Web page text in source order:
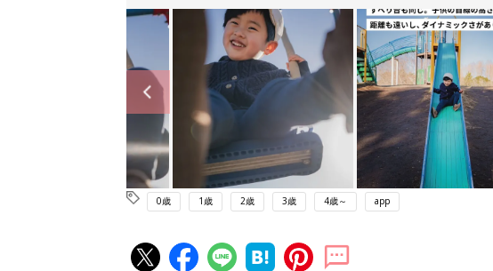
0歳 1歳 2歳 3歳 4歳～ app